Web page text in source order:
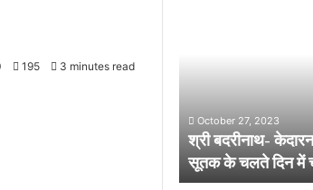
195 3 minutes read
ग्रहण
सूतक
के
चलते
October 27, 2023
श्री बदरीनाथ-
सूतक के चलते दिन में